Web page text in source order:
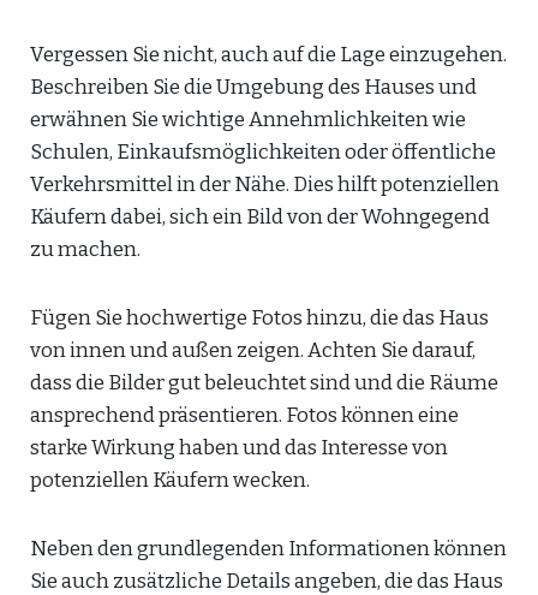
Vergessen Sie nicht, auch auf die Lage einzugehen.
Beschreiben Sie die Umgebung des Hauses und
erwähnen Sie wichtige Annehmlichkeiten wie
Schulen, Einkaufsmöglichkeiten oder öffentliche
Verkehrsmittel in der Nähe. Dies hilft potenziellen
Käufern dabei, sich ein Bild von der Wohngegend
zu machen.
Fügen Sie hochwertige Fotos hinzu, die das Haus
von innen und außen zeigen. Achten Sie darauf,
dass die Bilder gut beleuchtet sind und die Räume
ansprechend präsentieren. Fotos können eine
starke Wirkung haben und das Interesse von
potenziellen Käufern wecken.
Neben den grundlegenden Informationen können
Sie auch zusätzliche Details angeben, die das Haus